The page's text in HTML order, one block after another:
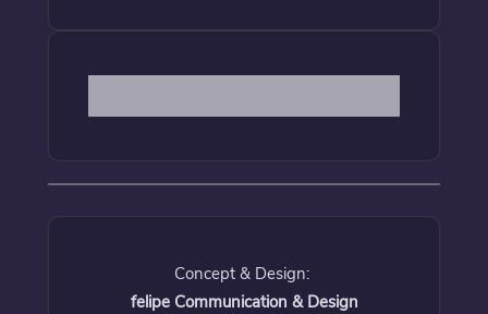
Concept & Design:
felipe Communication & Design